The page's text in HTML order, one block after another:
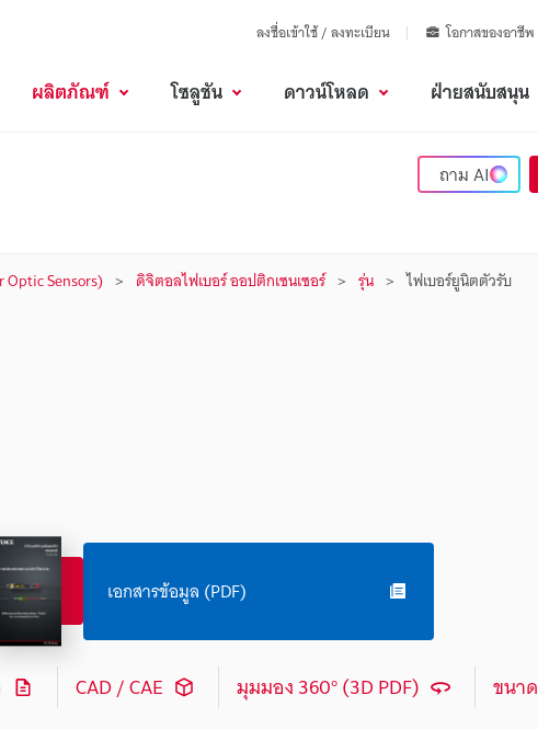
ลงชื่อเข้าใช้ / ลงทะเบียน โอกาสของอาชีพ
ผลิตภัณฑ์ โซลูชัน ดาวน์โหลด ฝ่ายสนับสนุน
ถามAI
Optic Sensors) ดิจิตอลไฟเบอร์ ออปติกเซนเซอร์ รุ่น ไฟเบอร์ยูนิตตัวรับ
เอกสารข้อมูล (PDF)
CAD / CAE มุมมอง 360° (3D PDF) ขนาด